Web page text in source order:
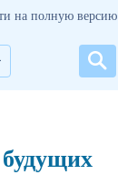
на полную версию